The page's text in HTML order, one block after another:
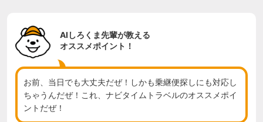
AIしろくま先輩が教える
オススメポイント！
お前、当日でも大丈夫だぜ！しかも乗継便探しにも対応し
ちゃうんだぜ！これ、ナビタイムトラベルのオススメポイ
ントだぜ！